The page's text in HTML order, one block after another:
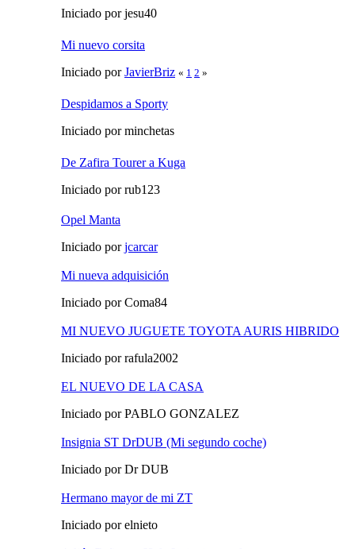
Iniciado por jesu40
Mi nuevo corsita
Iniciado porJavierBriz « 1 2 »
Despidamos a Sporty
Iniciado por minchetas
De Zafira Tourer a Kuga
Iniciado por rub123
Opel Manta
Iniciado porjcarcar
Mi nueva adquisición
Iniciado por Coma84
MI NUEVO JUGUETE TOYOTA AURIS HIBRIDO
Iniciado por rafula2002
EL NUEVO DE LA CASA
Iniciado por PABLO GONZALEZ
Insignia ST DrDUB (Mi segundo coche)
Iniciado por Dr DUB
Hermano mayor de mi ZT
Iniciado por elnieto